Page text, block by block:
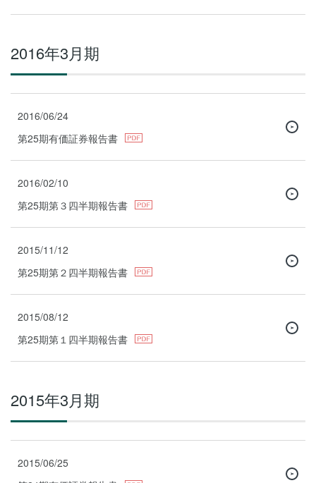
2016年3月期
2016/06/24
第25期有価証券報告書
2016/02/10
第25期第３四半期報告書
2015/11/12
第25期第２四半期報告書
2015/08/12
第25期第１四半期報告書
2015年3月期
2015/06/25